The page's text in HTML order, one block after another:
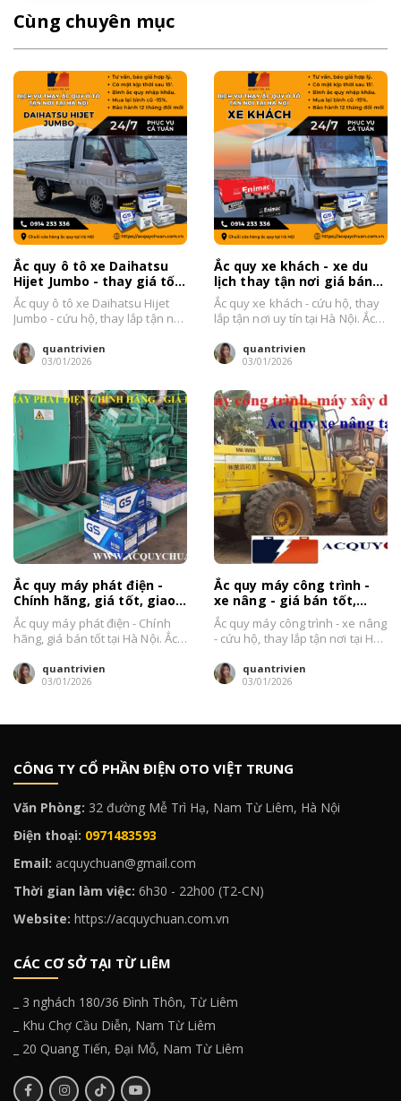
Cùng chuyên mục
Ắc quy ô tô xe Daihatsu
Hijet Jumbo - thay giá tốt
tại Hà Nội 2026
Ắc quy ô tô xe Daihatsu Hijet
Jumbo - cứu hộ, thay lắp tận nơi
quantrivien
03/01/2026
Ắc quy xe khách - xe du
lịch thay tận nơi giá bán
tốt tại Hà Nội 2026
Ắc quy xe khách - cứu hộ, thay
lắp tận nơi uy tín tại Hà Nội. Ắc
quantrivien
03/01/2026
Ắc quy máy phát điện -
Chính hãng, giá tốt, giao
hàng Hà Nội 2026
Ắc quy máy phát điện - Chính
hãng, giá bán tốt tại Hà Nội. Ắc
quantrivien
03/01/2026
Ắc quy máy công trình -
xe nâng - giá bán tốt,
thay tại Hà Nội 2026
Ắc quy máy công trình - xe nâng
- cứu hộ, thay lắp tận nơi tại Hà
quantrivien
03/01/2026
CÔNG TY CỔ PHẦN ĐIỆN OTO VIỆT TRUNG
Văn Phòng: 32 đường Mễ Trì Hạ, Nam Từ Liêm, Hà Nội
Điện thoại: 0971483593
Email: acquychuan@gmail.com
Thời gian làm việc: 6h30 - 22h00 (T2-CN)
Website: https://acquychuan.com.vn
CÁC CƠ SỞ TẠI TỪ LIÊM
_ 3 nghách 180/36 Đình Thôn, Từ Liêm
_ Khu Chợ Cầu Diễn, Nam Từ Liêm
_ 20 Quang Tiến, Đại Mỗ, Nam Từ Liêm